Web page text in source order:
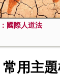
國際人道法
常用主